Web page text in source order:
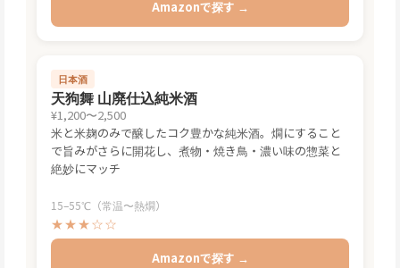
Amazonで探す →
日本酒
天狗舞 山廃仕込純米酒
¥1,200〜2,500
米と米麹のみで醸したコク豊かな純米酒。燗にすること
で旨みがさらに開花し、煮物・焼き鳥・濃い味の惣菜と
絶妙にマッチ
15–55℃（常温〜熱燗）
★★★☆☆
Amazonで探す →